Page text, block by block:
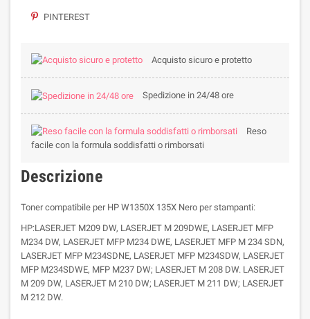
PINTEREST
Acquisto sicuro e protetto
Spedizione in 24/48 ore
Reso
facile con la formula soddisfatti o rimborsati
Descrizione
Toner compatibile per HP W1350X 135X Nero per stampanti:
HP:LASERJET M209 DW, LASERJET M 209DWE, LASERJET MFP
M234 DW, LASERJET MFP M234 DWE, LASERJET MFP M 234 SDN,
LASERJET MFP M234SDNE, LASERJET MFP M234SDW, LASERJET
MFP M234SDWE, MFP M237 DW; LASERJET M 208 DW. LASERJET
M 209 DW, LASERJET M 210 DW; LASERJET M 211 DW; LASERJET
M 212 DW.